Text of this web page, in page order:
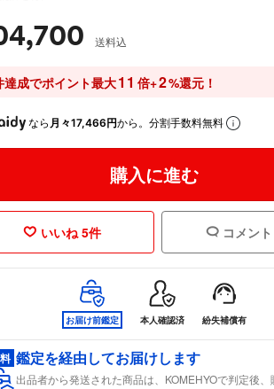
送料込
達成でポイント最大11 倍+2%還元！
なら 月々17,466円から。分割手数料無料
購入に進む
いいね 5件 コメン
お届け前鑑定 本人確認済 紛失補償有
鑑定を経由してお届けします
出品者から発送された商品は、KOMEHYOで判定後、